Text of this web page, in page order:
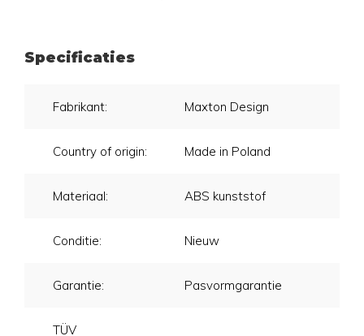
Specificaties
Fabrikant: Maxton Design
Country of origin: Made in Poland
Materiaal: ABS kunststof
Conditie: Nieuw
Garantie: Pasvormgarantie
TÜV